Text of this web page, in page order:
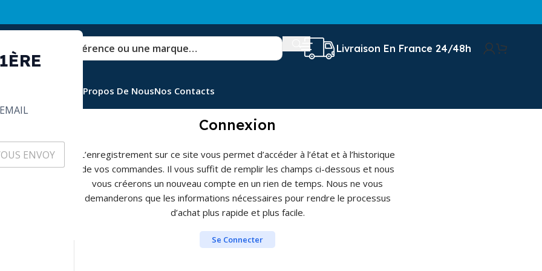
Livraison En France 24/48h
A Propos De NousNos Contacts
à votre
Connexion
L’enregistrement sur ce site vous permet d’accéder à l’état et à l’historique
de vos commandes. Il vous suffit de remplir les champs ci-dessous et nous
vous créerons un nouveau compte en un rien de temps. Nous ne vous
demanderons que les informations nécessaires pour rendre le processus
d’achat plus rapide et plus facile.
Se Connecter